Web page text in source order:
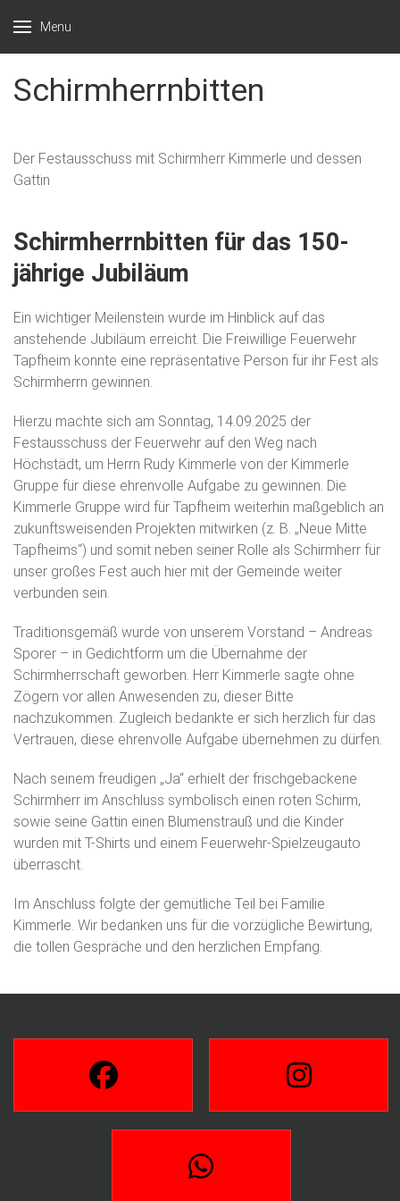
Menu
Feuerwehr
Tapfheim
Unsere
Freizeit
Sicherheit
Schirmherrnbitten
Der Festausschuss mit Schirmherr Kimmerle und dessen
Gattin
Schirmherrnbitten für das 150-
jährige Jubiläum
Ein wichtiger Meilenstein wurde im Hinblick auf das
anstehende Jubiläum erreicht. Die Freiwillige Feuerwehr
Tapfheim konnte eine repräsentative Person für ihr Fest als
Schirmherrn gewinnen.
Hierzu machte sich am Sonntag, 14.09.2025 der
Festausschuss der Feuerwehr auf den Weg nach
Höchstädt, um Herrn Rudy Kimmerle von der Kimmerle
Gruppe für diese ehrenvolle Aufgabe zu gewinnen. Die
Kimmerle Gruppe wird für Tapfheim weiterhin maßgeblich an
zukunftsweisenden Projekten mitwirken (z. B. „Neue Mitte
Tapfheims“) und somit neben seiner Rolle als Schirmherr für
unser großes Fest auch hier mit der Gemeinde weiter
verbunden sein.
Traditionsgemäß wurde von unserem Vorstand – Andreas
Sporer – in Gedichtform um die Übernahme der
Schirmherrschaft geworben. Herr Kimmerle sagte ohne
Zögern vor allen Anwesenden zu, dieser Bitte
nachzukommen. Zugleich bedankte er sich herzlich für das
Vertrauen, diese ehrenvolle Aufgabe übernehmen zu dürfen.
Nach seinem freudigen „Ja“ erhielt der frischgebackene
Schirmherr im Anschluss symbolisch einen roten Schirm,
sowie seine Gattin einen Blumenstrauß und die Kinder
wurden mit T-Shirts und einem Feuerwehr-Spielzeugauto
überrascht.
Im Anschluss folgte der gemütliche Teil bei Familie
Kimmerle. Wir bedanken uns für die vorzügliche Bewirtung,
die tollen Gespräche und den herzlichen Empfang.